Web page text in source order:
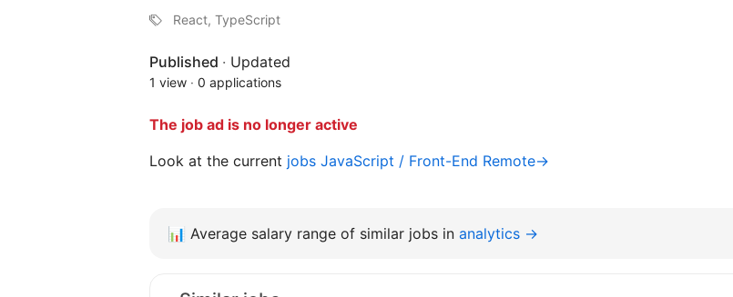
React, TypeScript
Published · Updated
1 view · 0 applications
The job ad is no longer active
Look at the current jobs JavaScript / Front-End Remote→
📊 Average salary range of similar jobs in analytics →